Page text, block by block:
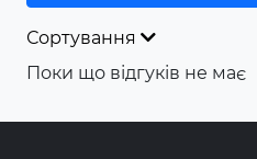
Сортування
Поки що відгуків не має